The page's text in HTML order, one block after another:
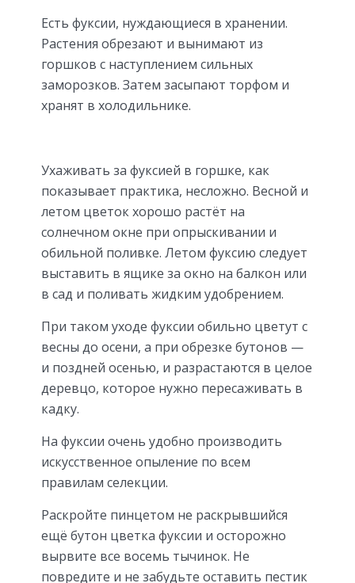
Есть фуксии, нуждающиеся в хранении.
Растения обрезают и вынимают из
горшков с наступлением сильных
заморозков. Затем засыпают торфом и
хранят в холодильнике.
Ухаживать за фуксией в горшке, как
показывает практика, несложно. Весной и
летом цветок хорошо растёт на
солнечном окне при опрыскивании и
обильной поливке. Летом фуксию следует
выставить в ящике за окно на балкон или
в сад и поливать жидким удобрением.
При таком уходе фуксии обильно цветут с
весны до осени, а при обрезке бутонов —
и поздней осенью, и разрастаются в целое
деревцо, которое нужно пересаживать в
кадку.
На фуксии очень удобно производить
искусственное опыление по всем
правилам селекции.
Раскройте пинцетом не раскрывшийся
ещё бутон цветка фуксии и осторожно
вырвите все восемь тычинок. Не
повредите и не забудьте оставить пестик